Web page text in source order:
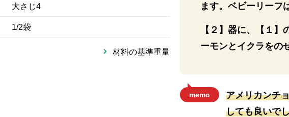
大さじ4
1/2袋
材料の基準重量
ます。ベビーリーフ
【２】器に、【１
ーモンとイクラをの
memo
アメリカンチ
しても良いで